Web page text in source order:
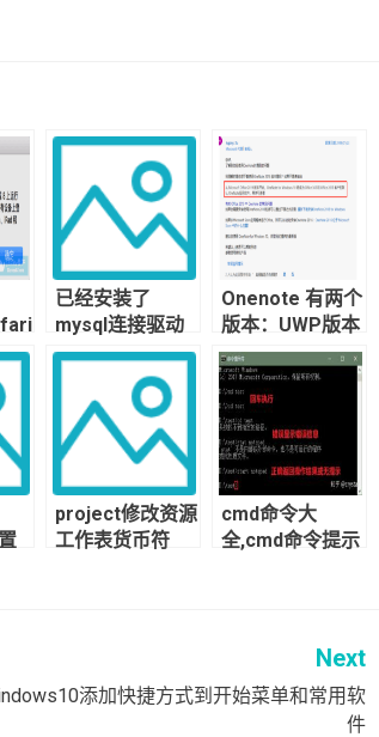
已经安装了
mysql连接驱动
但是在管理工具
–数据源下没有
找到该驱动
Onenote 有两个
版本：UWP版本
和桌面版本？ 如
何选择
project修改资源
工作表货币符
cmd命令大
全,cmd命令提示
Next
添加快捷方式到开始菜单和常用软
件